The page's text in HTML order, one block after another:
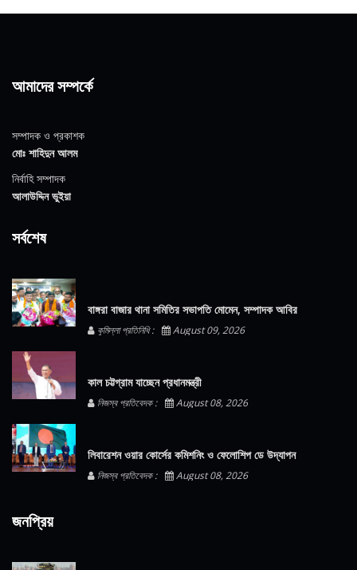
আমাদের সম্পর্কে
সম্পাদক ও প্রকাশক
মোঃ শাহিদুন আলম
নির্বাহি সম্পাদক
আলাউদ্দিন ভুইয়া
সর্বশেষ
বাঙ্গরা বাজার থানা সমিতির সভাপতি মোমেন, সম্পাদক আবির
কুমিল্লা প্রতিনিধি : August 09, 2026
কাল চট্টগ্রাম যাচ্ছেন প্রধানমন্ত্রী
নিজস্ব প্রতিবেদক : August 08, 2026
লিবারেশন ওয়ার কোর্সের কমিশনিং ও ফেলোশিপ ডে উদ্‌যাপন
নিজস্ব প্রতিবেদক : August 08, 2026
জনপ্রিয়